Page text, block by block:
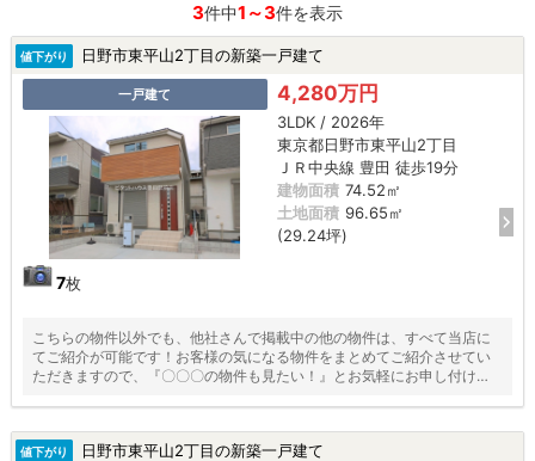
3件中1～3件を表示
値下がり 日野市東平山2丁目の新築一戸建て
一戸建て
7枚
4,280万円
3LDK / 2026年
東京都日野市東平山2丁目
ＪＲ中央線 豊田 徒歩19分
建物面積 74.52㎡
土地面積 96.65㎡
(29.24坪)
こちらの物件以外でも、他社さんで掲載中の他の物件は、すべて当店に
てご紹介が可能です！お客様の気になる物件をまとめてご紹介させてい
ただきますので、『〇〇〇の物件も見たい！』とお気軽にお申し付けく
値下がり 日野市東平山2丁目の新築一戸建て